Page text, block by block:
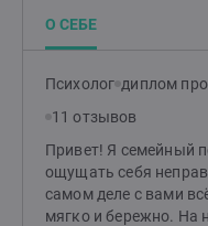
принципа: "Прежде
границы и желания
методах.
наилучшего
ждёт? Эффективные
поддержка и новый
Вместе мы найдём
легче, гармоничнее
шагам? Создайте
переменам!
О СЕБЕ
Психолог диплом
11 отзывов
Привет! Я семейный
ощущать себя
самом деле с вами
мягко и бережно. На